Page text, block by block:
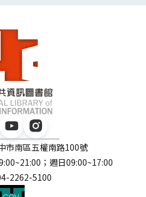
市南區五權南路100號
；週日09:00~17:00
2262-5100